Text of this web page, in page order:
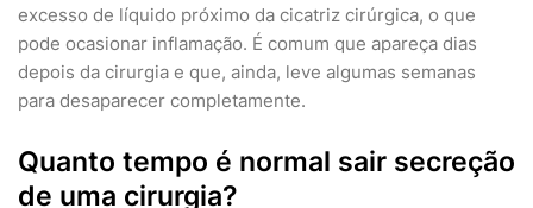
excesso de líquido próximo da cicatriz cirúrgica, o que
pode ocasionar inflamação. É comum que apareça dias
depois da cirurgia e que, ainda, leve algumas semanas
para desaparecer completamente.
Quanto tempo é normal sair secreção
de uma cirurgia?